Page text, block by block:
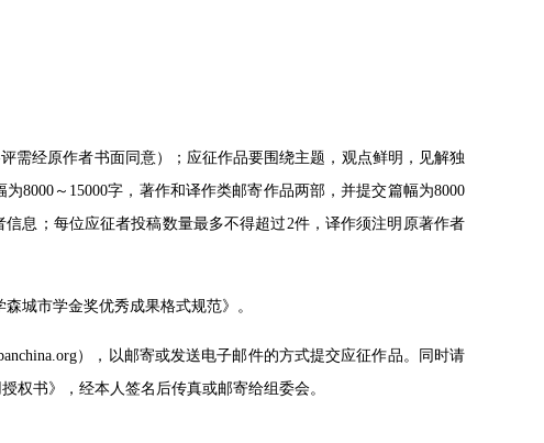
需经原作者书面同意）；应征作品要围绕主题，观点鲜明，见解独
8000～15000字，著作和译作类邮寄作品两部，并提交篇幅为8000
息；每位应征者投稿数量最多不得超过2件，译作须注明原著作者
城市学金奖优秀成果格式规范》。
），以邮寄或发送电子邮件的方式提交应征作品。同时请
权书》，经本人签名后传真或邮寄给组委会。